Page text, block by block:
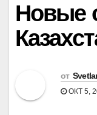
Новые
от
ОКТ 5,